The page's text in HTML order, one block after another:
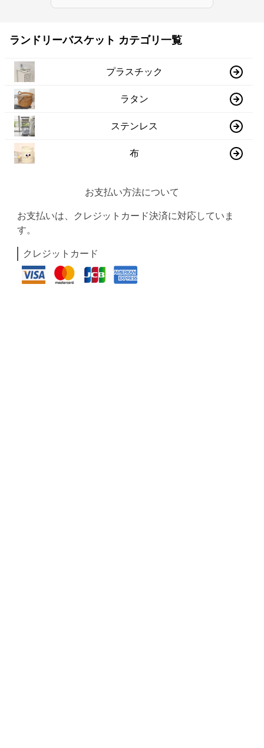
ランドリーバスケット カテゴリ一覧
プラスチック
ラタン
ステンレス
布
お支払い方法について
お支払いは、クレジットカード決済に対応していま
す。
クレジットカード